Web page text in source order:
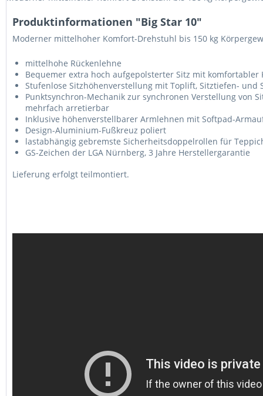
Produktinformationen "Big Star 10"
Moderner mittelhoher Komfort-Drehstuhl bis 150 kg
mittelhohe Rückenlehne
Bequemer extra hoch aufgepolsterter Sitz mit
Stufenlose Sitzhöhenverstellung mit Toplift, Sitztiefen- und
Punktsynchron-Mechanik zur synchronen Verstellung von
mehrfach arretierbar
Inklusive höhenverstellbarer Armlehnen mit Softpad-
Design-Aluminium-Fußkreuz poliert
lastabhängig gebremste Sicherheitsdoppelrollen für
GS-Zeichen der LGA Nürnberg, 3 Jahre Herstellergarantie
Lieferung erfolgt teilmontiert.